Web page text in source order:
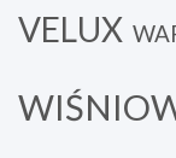
VELUX